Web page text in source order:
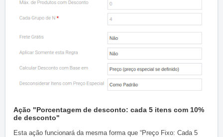
Ação "Porcentagem de desconto: cada 5 itens com 10%
de desconto"
Esta ação funcionará da mesma forma que “Preço Fixo: Cada 5